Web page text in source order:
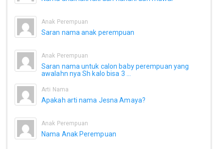
Anak Perempuan
Saran nama anak perempuan
Anak Perempuan
Saran nama untuk calon baby perempuan yang
awalahn nya Sh kalo bisa 3 ...
Arti Nama
Apakah arti nama Jesna Amaya?
Anak Perempuan
Nama Anak Perempuan